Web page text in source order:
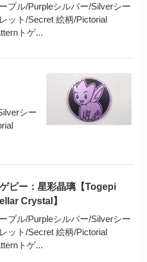
プル/Purpleシルバー/Silverシー
ット/Secret 絵柄/Pictorial
トゲ...
シー
ゲピー：星彩晶璃【Togepi
Crystal】
プル/Purpleシルバー/Silverシー
ット/Secret 絵柄/Pictorial
トゲ...